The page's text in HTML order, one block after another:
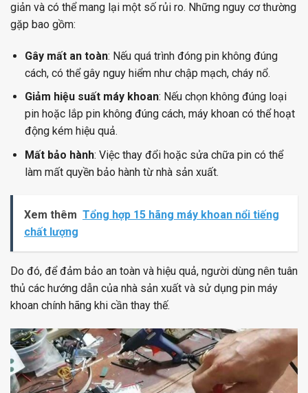
giản và có thể mang lại một số rủi ro. Những nguy cơ thường
gặp bao gồm:
Gây mất an toàn: Nếu quá trình đóng pin không đúng
cách, có thể gây nguy hiểm như chập mạch, cháy nổ.
Giảm hiệu suất máy khoan: Nếu chọn không đúng loại
pin hoặc lắp pin không đúng cách, máy khoan có thể hoạt
động kém hiệu quả.
Mất bảo hành: Việc thay đổi hoặc sửa chữa pin có thể
làm mất quyền bảo hành từ nhà sản xuất.
Xem thêm Tổng hợp 15 hãng máy khoan nổi tiếng
chất lượng
Do đó, để đảm bảo an toàn và hiệu quả, người dùng nên tuân
thủ các hướng dẫn của nhà sản xuất và sử dụng pin máy
khoan chính hãng khi cần thay thế.